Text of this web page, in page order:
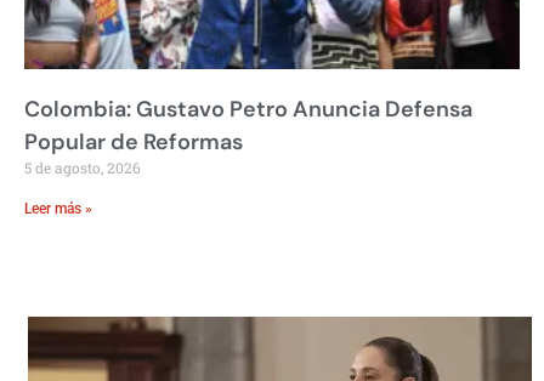
Colombia: Gustavo Petro Anuncia Defensa
Popular de Reformas
5 de agosto, 2026
Leer más »